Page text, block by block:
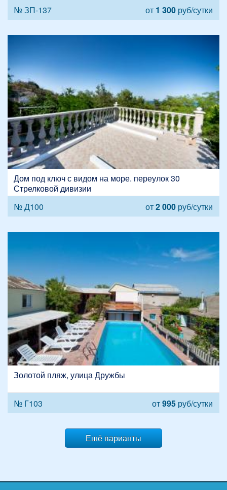
№ ЗП-137 от 1 300 руб/сутки
Дом под ключ с видом на море. переулок 30
Стрелковой дивизии
№ Д100
от2 000 руб/сутки
Золотой пляж, улица Дружбы
№ Г103 от995 руб/сутки
Ешё варианты